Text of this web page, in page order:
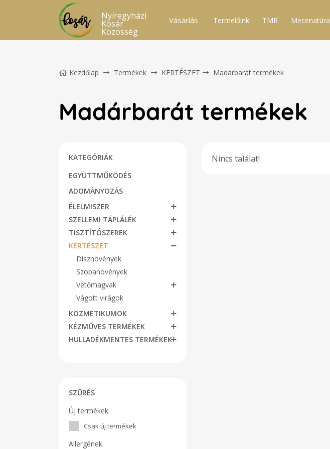
Nyíregyházi
Kosár
Közösség
Vásárlás Termelőink TMR Mecenatúra
Kezdőlap Termékek KERTÉSZET Madárbarát termékek
Madárbarát termékek
KATEGÓRIÁK
EGYÜTTMŰKÖDÉS
ADOMÁNYOZÁS
ÉLELMISZER
SZELLEMI TÁPLÁLÉK
TISZTÍTÓSZEREK
KERTÉSZET
Dísznövények
Szobanövények
Vetőmagvak
Vágott virágok
KOZMETIKUMOK
KÉZMŰVES TERMÉKEK
HULLADÉKMENTES TERMÉKEK
SZŰRÉS
Új termékek
Csak új termékek
Allergének
Nincs találat!